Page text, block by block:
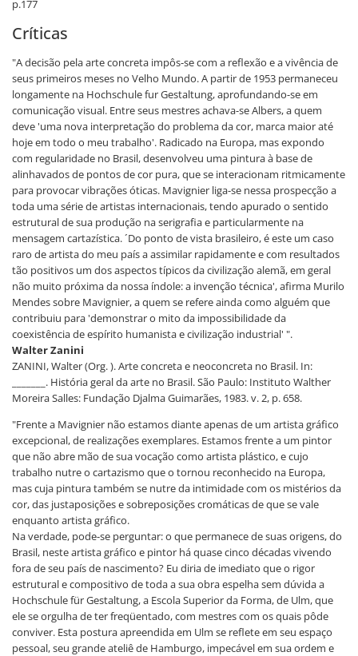
p.177
Críticas
"A decisão pela arte concreta impôs-se com a reflexão e a vivência de
seus primeiros meses no Velho Mundo. A partir de 1953 permaneceu
longamente na Hochschule fur Gestaltung, aprofundando-se em
comunicação visual. Entre seus mestres achava-se Albers, a quem
deve 'uma nova interpretação do problema da cor, marca maior até
hoje em todo o meu trabalho'. Radicado na Europa, mas expondo
com regularidade no Brasil, desenvolveu uma pintura à base de
alinhavados de pontos de cor pura, que se interacionam ritmicamente
para provocar vibrações óticas. Mavignier liga-se nessa prospecção a
toda uma série de artistas internacionais, tendo apurado o sentido
estrutural de sua produção na serigrafia e particularmente na
mensagem cartazística. ´Do ponto de vista brasileiro, é este um caso
raro de artista do meu país a assimilar rapidamente e com resultados
tão positivos um dos aspectos típicos da civilização alemã, em geral
não muito próxima da nossa índole: a invenção técnica', afirma Murilo
Mendes sobre Mavignier, a quem se refere ainda como alguém que
contribuiu para 'demonstrar o mito da impossibilidade da
coexistência de espírito humanista e civilização industrial' ".
Walter Zanini
ZANINI, Walter (Org. ). Arte concreta e neoconcreta no Brasil. In:
_______. História geral da arte no Brasil. São Paulo: Instituto Walther
Moreira Salles: Fundação Djalma Guimarães, 1983. v. 2, p. 658.
"Frente a Mavignier não estamos diante apenas de um artista gráfico
excepcional, de realizações exemplares. Estamos frente a um pintor
que não abre mão de sua vocação como artista plástico, e cujo
trabalho nutre o cartazismo que o tornou reconhecido na Europa,
mas cuja pintura também se nutre da intimidade com os mistérios da
cor, das justaposições e sobreposições cromáticas de que se vale
enquanto artista gráfico.
Na verdade, pode-se perguntar: o que permanece de suas origens, do
Brasil, neste artista gráfico e pintor há quase cinco décadas vivendo
fora de seu país de nascimento? Eu diria de imediato que o rigor
estrutural e compositivo de toda a sua obra espelha sem dúvida a
Hochschule für Gestaltung, a Escola Superior da Forma, de Ulm, que
ele se orgulha de ter freqüentado, com mestres com os quais pôde
conviver. Esta postura apreendida em Ulm se reflete em seu espaço
pessoal, seu grande ateliê de Hamburgo, impecável em sua ordem e